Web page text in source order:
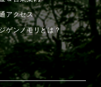
アクセス
ゲンノモリとは？